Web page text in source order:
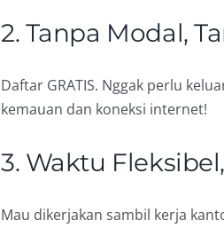
2. Tanpa Modal,
Daftar GRATIS. Nggak perlu
kemauan dan koneksi internet!
3. Waktu
Mau dikerjakan sambil kerja